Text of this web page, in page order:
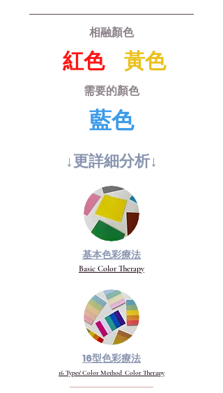
相融顏色
紅色 黃色
需要的顏色
藍色
↓更詳​細分析↓
基本色彩療法
Basic Color Therapy
16型色彩療法
16 Types' Color Method Color Therapy